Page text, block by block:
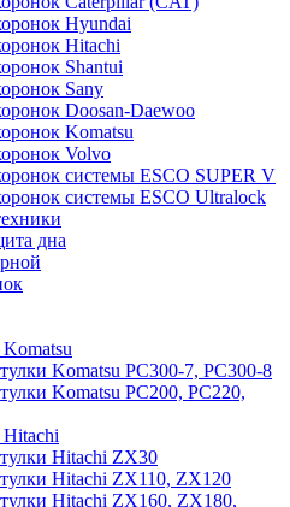
Hyundai
Hitachi
Shantui
Sany
Doosan-Daewoo
Komatsu
Volvo
системы ESCO SUPER V
системы ESCO Ultralock
дна
Komatsu PC300-7, PC300-8
Komatsu PC200, PC220,
Hitachi ZX30
Hitachi ZX110, ZX120
Hitachi ZX160, ZX180,